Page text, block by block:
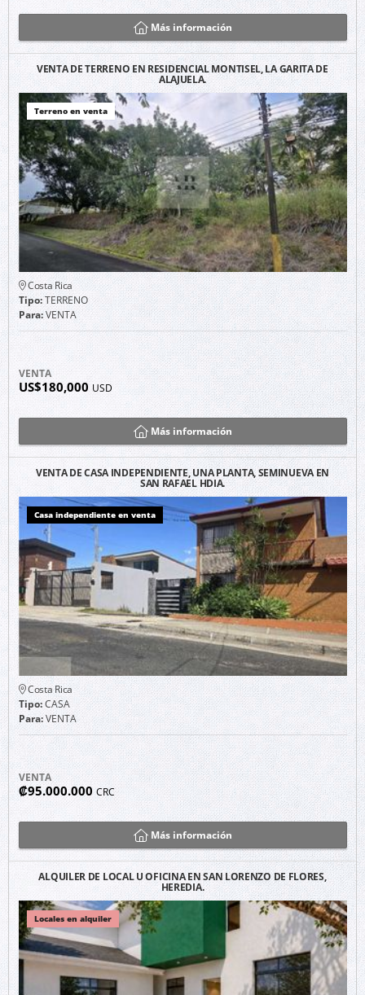
Más información
VENTA DE TERRENO EN RESIDENCIAL MONTISEL, LA GARITA DE
ALAJUELA.
Terreno en venta
Costa Rica
Tipo:TERRENO
Para:VENTA
VENTA
US$180,000 USD
Más información
VENTA DE CASA INDEPENDIENTE, UNA PLANTA, SEMINUEVA EN
SAN RAFAEL HDIA.
Casa independiente en venta
Costa Rica
Tipo:CASA
Para:VENTA
VENTA
₡95.000.000CRC
Más información
ALQUILER DE LOCAL U OFICINA EN SAN LORENZO DE FLORES,
HEREDIA.
Locales en alquiler